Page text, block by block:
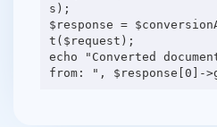
s);
$response =
t($request);
echo "Converted